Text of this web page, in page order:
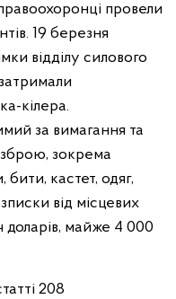
провели
19 березня
відділу силового
кілера.
за вимагання та
зброю, зокрема
бити, кастет, одяг,
від місцевих
доларів, майже 4 000
208